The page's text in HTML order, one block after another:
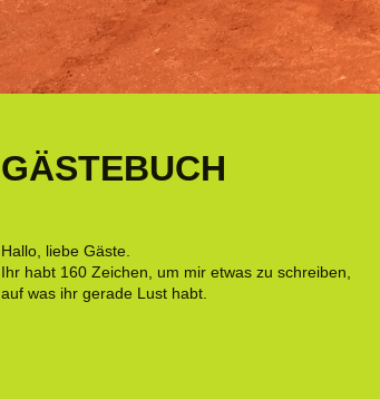
GÄSTEBUCH
Hallo, liebe Gäste.
Ihr habt 160 Zeichen, um mir etwas zu schreiben,
auf was ihr gerade Lust habt.